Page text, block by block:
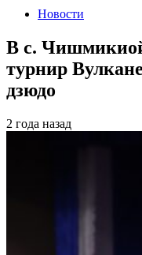
Новости
В с.
турнир
дзюдо
2 года назад